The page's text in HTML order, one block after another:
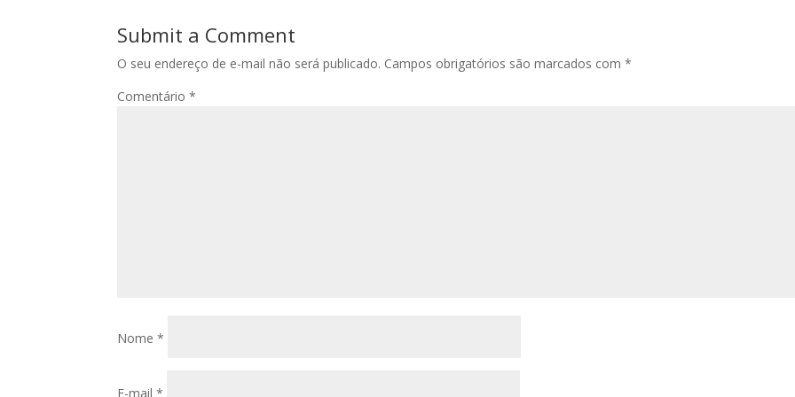
Submit a Comment
O seu endereço de e-mail não será publicado. Campos obrigatórios são marcados com *
Comentário *
Nome *
E-mail *